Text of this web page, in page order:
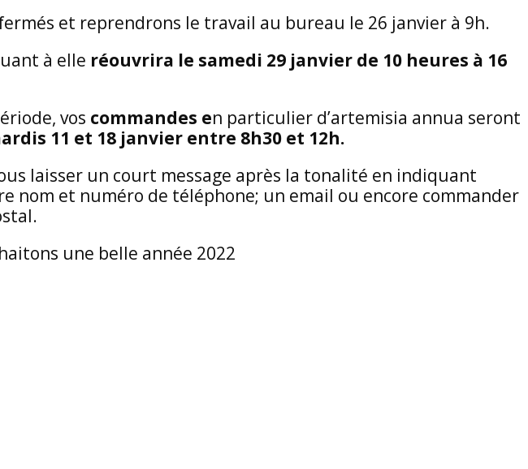
et reprendrons le travail au bureau le 26 janvier à 9h.
à elle réouvrira le samedi 29 janvier de 10 heures à 16
vos commandes en particulier d’artemisia annua seront
11 et 18 janvier entre 8h30 et 12h.
laisser un court message après la tonalité en indiquant
nom et numéro de téléphone; un email ou encore commander
une belle année 2022